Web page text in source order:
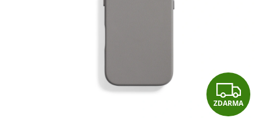
Z
D
ZDARMA